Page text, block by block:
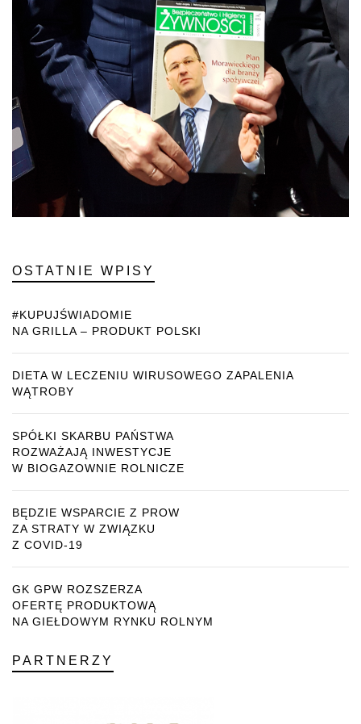
OSTATNIE WPISY
#KUPUJŚWIADOMIE
NA GRILLA – PRODUKT POLSKI
DIETA W LECZENIU WIRUSOWEGO ZAPALENIA
WĄTROBY
SPÓŁKI SKARBU PAŃSTWA
ROZWAŻAJĄ INWESTYCJE
W BIOGAZOWNIE ROLNICZE
BĘDZIE WSPARCIE Z PROW
ZA STRATY W ZWIĄZKU
Z COVID-19
GK GPW ROZSZERZA
OFERTĘ PRODUKTOWĄ
NA GIEŁDOWYM RYNKU ROLNYM
PARTNERZY